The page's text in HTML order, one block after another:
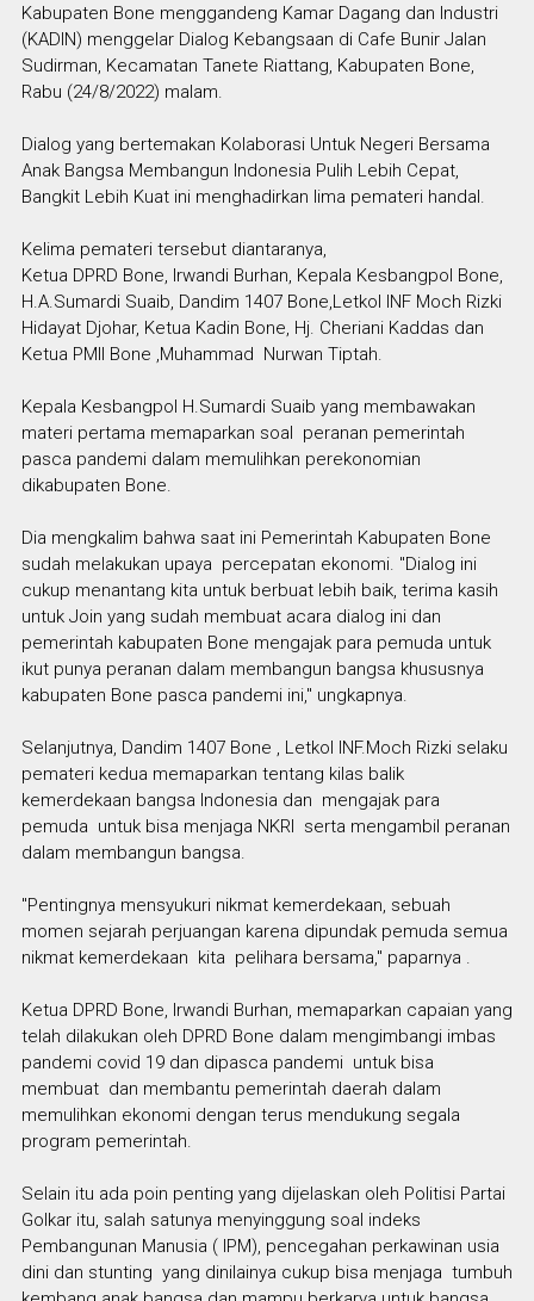
Kabupaten Bone menggandeng Kamar Dagang dan Industri
(KADIN) menggelar Dialog Kebangsaan di Cafe Bunir Jalan
Sudirman, Kecamatan Tanete Riattang, Kabupaten Bone,
Rabu (24/8/2022) malam.
Dialog yang bertemakan Kolaborasi Untuk Negeri Bersama
Anak Bangsa Membangun Indonesia Pulih Lebih Cepat,
Bangkit Lebih Kuat ini menghadirkan lima pemateri handal.
Kelima pemateri tersebut diantaranya,
Ketua DPRD Bone, Irwandi Burhan, Kepala Kesbangpol Bone,
H.A.Sumardi Suaib, Dandim 1407 Bone,Letkol INF Moch Rizki
Hidayat Djohar, Ketua Kadin Bone, Hj. Cheriani Kaddas dan
Ketua PMII Bone ,Muhammad Nurwan Tiptah.
Kepala Kesbangpol H.Sumardi Suaib yang membawakan
materi pertama memaparkan soal peranan pemerintah
pasca pandemi dalam memulihkan perekonomian
dikabupaten Bone.
Dia mengkalim bahwa saat ini Pemerintah Kabupaten Bone
sudah melakukan upaya percepatan ekonomi. "Dialog ini
cukup menantang kita untuk berbuat lebih baik, terima kasih
untuk Join yang sudah membuat acara dialog ini dan
pemerintah kabupaten Bone mengajak para pemuda untuk
ikut punya peranan dalam membangun bangsa khususnya
kabupaten Bone pasca pandemi ini," ungkapnya.
Selanjutnya, Dandim 1407 Bone , Letkol INF.Moch Rizki selaku
pemateri kedua memaparkan tentang kilas balik
kemerdekaan bangsa Indonesia dan mengajak para
pemuda untuk bisa menjaga NKRI serta mengambil peranan
dalam membangun bangsa.
"Pentingnya mensyukuri nikmat kemerdekaan, sebuah
momen sejarah perjuangan karena dipundak pemuda semua
nikmat kemerdekaan kita pelihara bersama," paparnya .
Ketua DPRD Bone, Irwandi Burhan, memaparkan capaian yang
telah dilakukan oleh DPRD Bone dalam mengimbangi imbas
pandemi covid 19 dan dipasca pandemi untuk bisa
membuat dan membantu pemerintah daerah dalam
memulihkan ekonomi dengan terus mendukung segala
program pemerintah.
Selain itu ada poin penting yang dijelaskan oleh Politisi Partai
Golkar itu, salah satunya menyinggung soal indeks
Pembangunan Manusia ( IPM), pencegahan perkawinan usia
dini dan stunting yang dinilainya cukup bisa menjaga tumbuh